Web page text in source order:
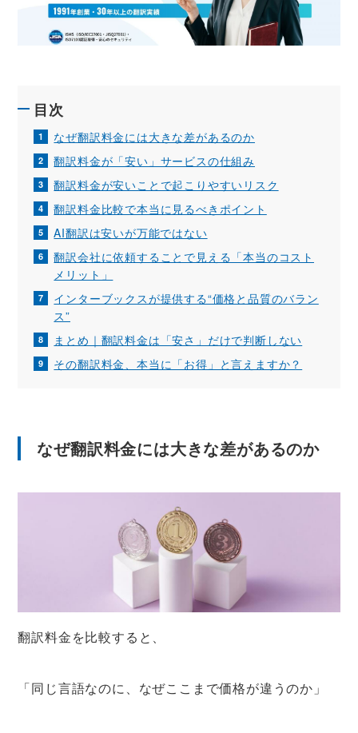
目次
なぜ翻訳料金には大きな差があるのか
翻訳料金が「安い」サービスの仕組み
翻訳料金が安いことで起こりやすいリスク
翻訳料金比較で本当に見るべきポイント
AI翻訳は安いが万能ではない
翻訳会社に依頼することで見える「本当のコスト
メリット」
インターブックスが提供する“価格と品質のバラン
ス”
まとめ｜翻訳料金は「安さ」だけで判断しない
その翻訳料金、本当に「お得」と言えますか？
なぜ翻訳料金には大きな差があるのか
翻訳料金を比較すると、
「同じ言語なのに、なぜここまで価格が違うのか」